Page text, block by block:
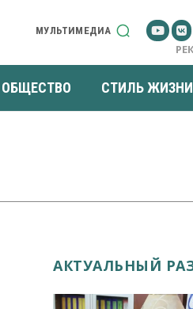
МУЛЬТИМЕДИА
ОБЩЕСТВО СТИЛЬ ЖИЗНИ
АКТУАЛЬНЫЙ